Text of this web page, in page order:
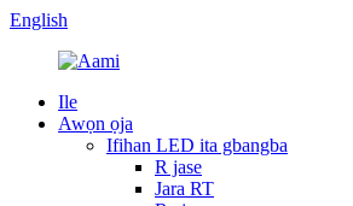
English
Ile
Awọn ọja
Ifihan LED ita gbangba
R jase
Jara RT